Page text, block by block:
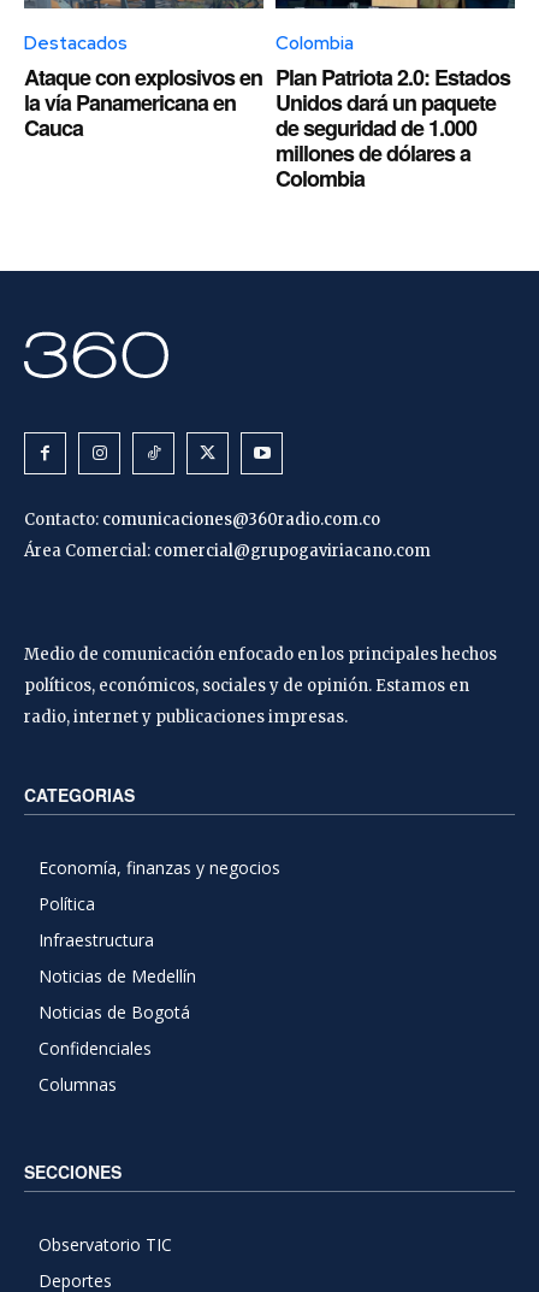
Destacados
Ataque con explosivos en
la vía Panamericana en
Cauca
Colombia
Plan Patriota 2.0: Estados
Unidos dará un paquete
de seguridad de 1.000
millones de dólares a
Colombia
Contacto: comunicaciones@360radio.com.co
Área Comercial: comercial@grupogaviriacano.com
Medio de comunicación enfocado en los principales hechos
políticos, económicos, sociales y de opinión. Estamos en
radio, internet y publicaciones impresas.
CATEGORIAS
Economía, finanzas y negocios
Política
Infraestructura
Noticias de Medellín
Noticias de Bogotá
Confidenciales
Columnas
SECCIONES
Observatorio TIC
Deportes